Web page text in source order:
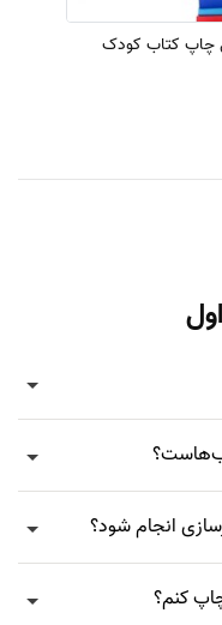
چاپ کتاب کودک
انجام شود؟
کنم؟